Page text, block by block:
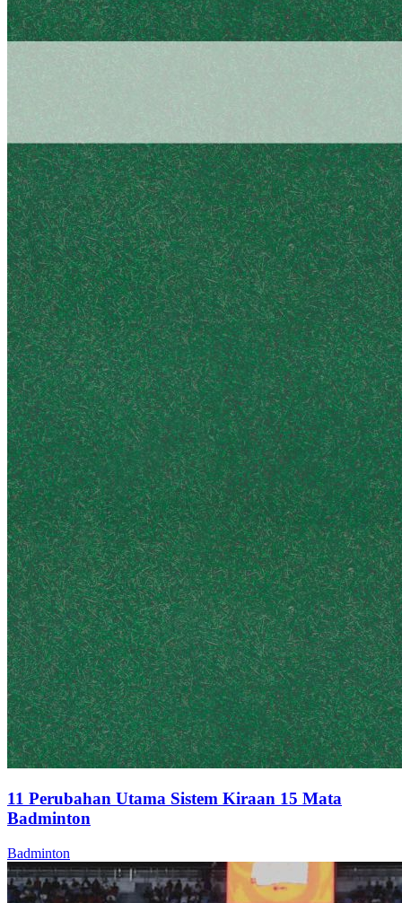
11 Perubahan Utama Sistem Kiraan 15 Mata
Badminton
Badminton